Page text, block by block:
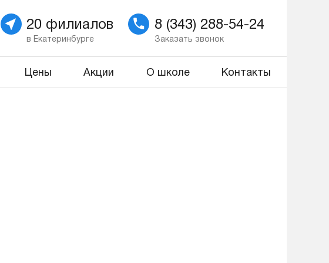
20 филиалов
в Екатеринбурге
8 (343) 288-54-24
Заказать звонок
Цены Акции О школе Контакты